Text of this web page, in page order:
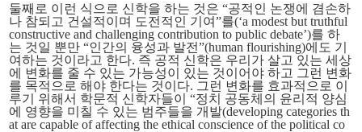
둘째로 이런 식으로 신학을 하는 것은 “공적인 논쟁에 겸손하
나 참되고 건설적이며 도전적인 기여”를(‘a modest but truthful
constructive and challenging contribution to public debate’)를 하
는 것일 뿐만 “인간의 융성과 발전”(human flourishing)에도 기
여하는 것이라고 한다. 즉 공적 신학은 우리가 살고 있는 세상
에 변화를 줄 수 있는 가능성이 있는 것이어야 하고 그런 변화
를 목적으로 해야 한다는 것이다. 그런 변화를 효과적으로 이
루기 위해서 학문적 신학자들이 “정치 공동체의 윤리적 양심
에 영향을 미칠 수 있는 범주들을 개발(developing categories th
at are capable of affecting the ethical conscience of the political co